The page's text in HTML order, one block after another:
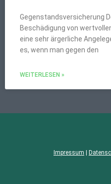
Gegenstandsversicherung
Beschädigung von
eine sehr ärgerliche
es, wenn man gegen den
WEITERLESEN »
Impressum